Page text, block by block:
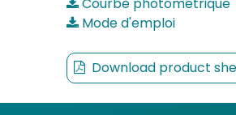
Mode d'emploi
Download product